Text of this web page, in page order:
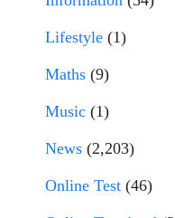
Lifestyle (1)
Maths (9)
Music (1)
News (2,203)
Online Test (46)